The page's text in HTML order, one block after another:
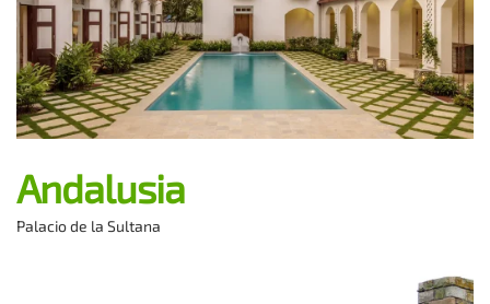
Andalusia
Palacio de la Sultana